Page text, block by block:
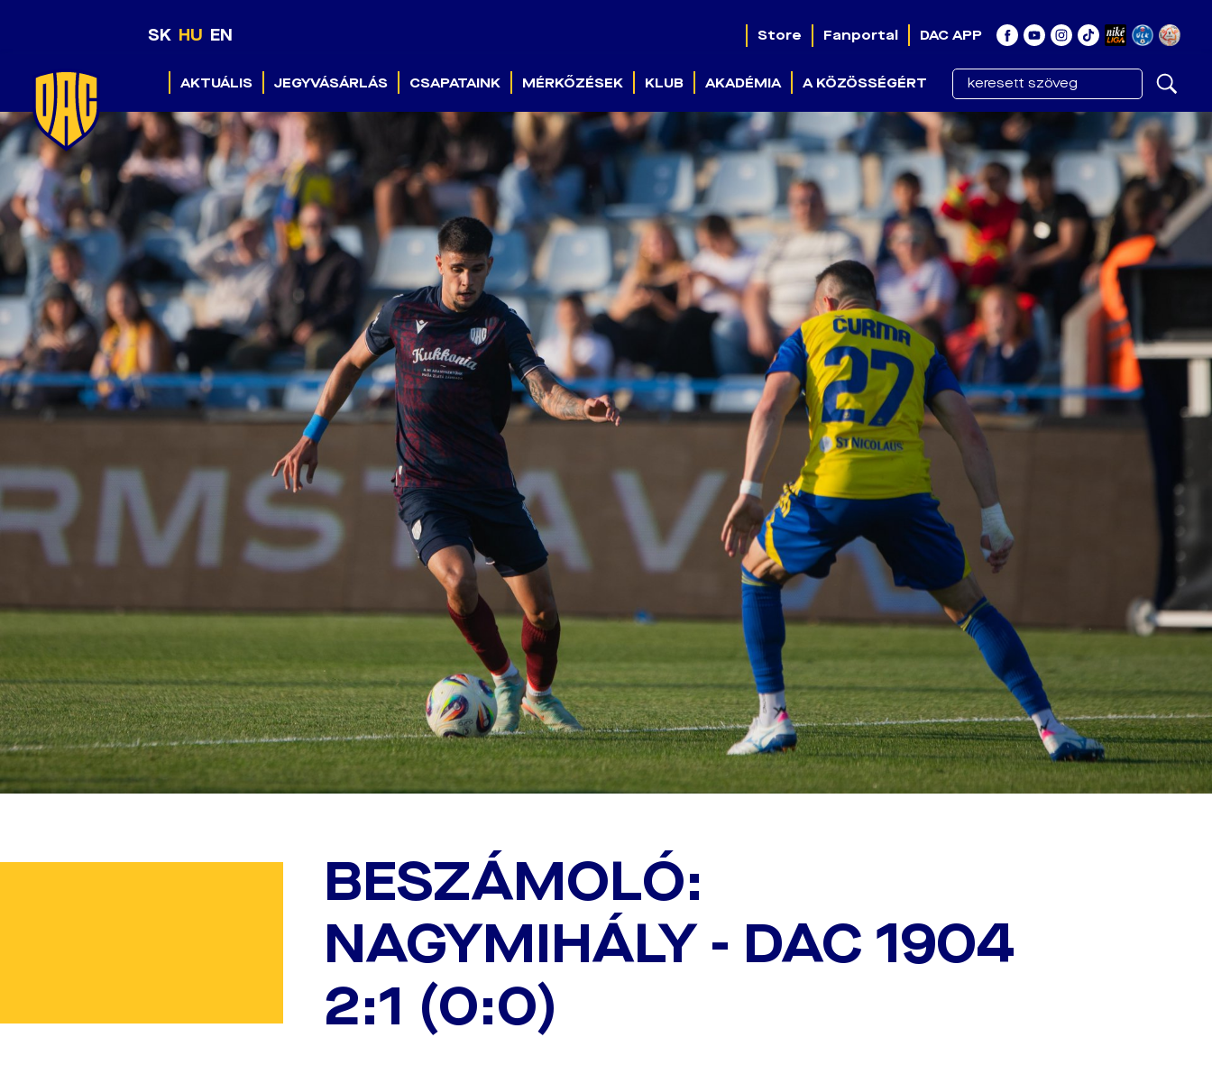
SK HU EN Store Fanportal DAC APP
AKTUÁLIS JEGYVÁSÁRLÁS CSAPATAINK MÉRKŐZÉSEK KLUB AKADÉMIA A KÖZÖSSÉGÉRT
BESZÁMOLÓ:
NAGYMIHÁLY - DAC 1904
2:1 (0:0)